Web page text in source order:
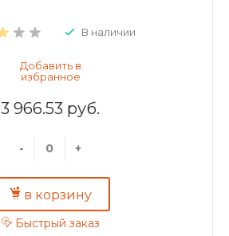
В наличии
3 966.53 руб.
- +
в корзину
Быстрый заказ